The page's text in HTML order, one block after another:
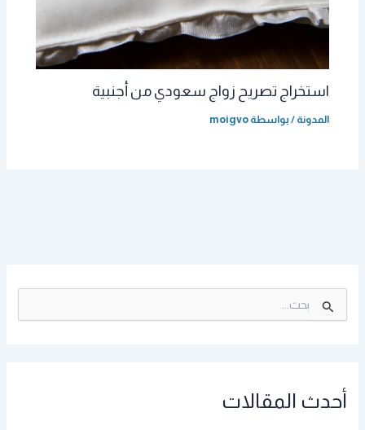
استخراج تصريح زواج سعودي من أجنبية
المدونة / بواسطة moigvo
ل
ع
ن
أحدث المقالات